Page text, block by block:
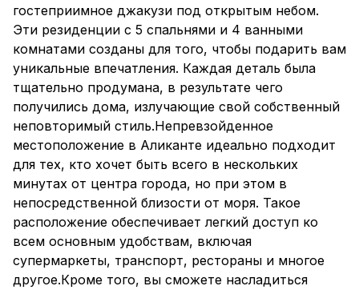
гостеприимное джакузи под открытым небом.
Эти резиденции с 5 спальнями и 4 ванными
комнатами созданы для того, чтобы подарить вам
уникальные впечатления. Каждая деталь была
тщательно продумана, в результате чего
получились дома, излучающие свой собственный
неповторимый стиль.Непревзойденное
местоположение в Аликанте идеально подходит
для тех, кто хочет быть всего в нескольких
минутах от центра города, но при этом в
непосредственной близости от моря. Такое
расположение обеспечивает легкий доступ ко
всем основным удобствам, включая
супермаркеты, транспорт, рестораны и многое
другое.Кроме того, вы сможете насладиться